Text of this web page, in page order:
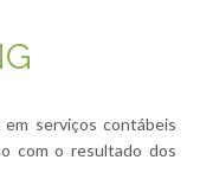
em serviços contábeis
com o resultado dos